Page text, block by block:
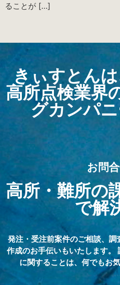
ることが […]
きぃすとん
高所点検業界
グカンパ
お問
高所・難所の
で解
発注・受注前案件のご相談、
作成のお手伝いもいたします。
に関することは、何でもお